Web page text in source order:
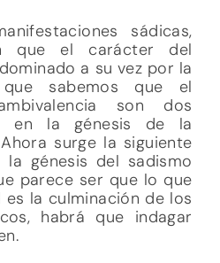
sádicas,
que el carácter del
a su vez por la
que sabemos que el
son dos
en la génesis de la
surge la siguiente
la génesis del sadismo
parece ser que lo que
la culminación de los
habrá que indagar